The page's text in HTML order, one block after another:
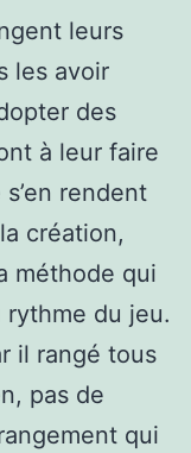
leurs
les avoir
des
à leur faire
rendent
création,
méthode qui
rythme du jeu.
il rangé tous
pas de
qui